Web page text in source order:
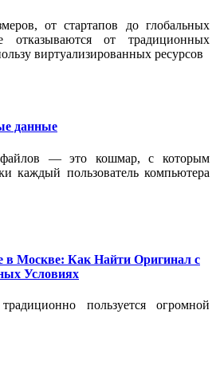
от стартапов до глобальных
отказываются от традиционных
виртуализированных ресурсов
данные
— это кошмар, с которым
каждый пользователь компьютера
в Москве: Как Найти Оригинал с
Условиях
пользуется огромной